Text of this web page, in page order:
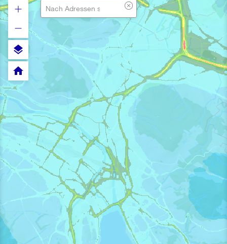
layers
home